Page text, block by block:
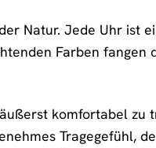
Natur. Jede Uhr ist
Farben fangen
komfortabel zu
Tragegefühl,